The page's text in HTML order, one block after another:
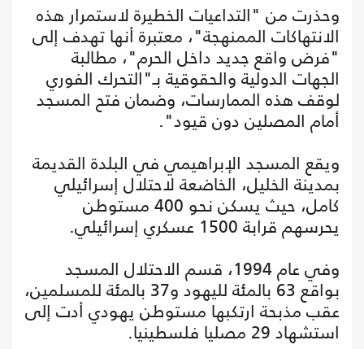
وحذرت من "التداعيات الخطيرة لاستمرار هذه
الانتهاكات الممنهجة"، معتبرة أنها تهدف إلى
"فرض واقع جديد داخل الحرم"، مطالبة
الجهات الدولية والحقوقية بـ"التحرك الفوري
لوقف هذه الممارسات، وضمان فتح المسجد
أمام المصلين دون قيود".
ويقع المسجد الإبراهيمي في البلدة القديمة
بمدينة الخليل، الخاضعة لاحتلال إسرائيلي
كامل، حيث يسكن نحو 400 مستوطن
يحرسهم قرابة 1500 عسكري إسرائيلي.
وفي عام 1994، قسم الاحتلال المسجد
بواقع 63 بالمئة لليهود و37 بالمئة للمسلمين،
عقب مذبحة ارتكبها مستوطن يهودي أدت إلى
استشهاد 29 مصليا فلسطينيا.